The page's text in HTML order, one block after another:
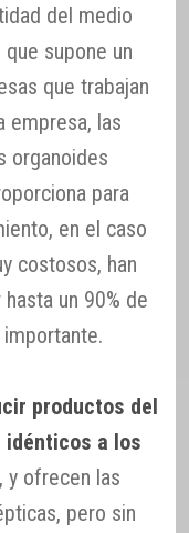
del medio
supone un
que trabajan
empresa, las
organoides
para
en el caso
costosos, han
un 90% de
productos del
idénticos a los
y ofrecen las
pero sin